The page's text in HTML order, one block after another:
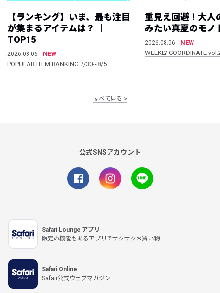
【ランキング】いま、最も注目
が集まるアイテムは？ ｜
TOP15
2026.08.06
NEW
POPULAR ITEM RANKING 7/30~8/5
重見え回避！大人
みたい真夏のモノ
2026.08.06
NEW
WEEKLY COORDINATE
すべて見る
公式SNSアカウント
Safari Lounge アプリ
限定の機能もあるアプリでサクサクお買い物
Safari Online
Safari公式ウェブマガジン